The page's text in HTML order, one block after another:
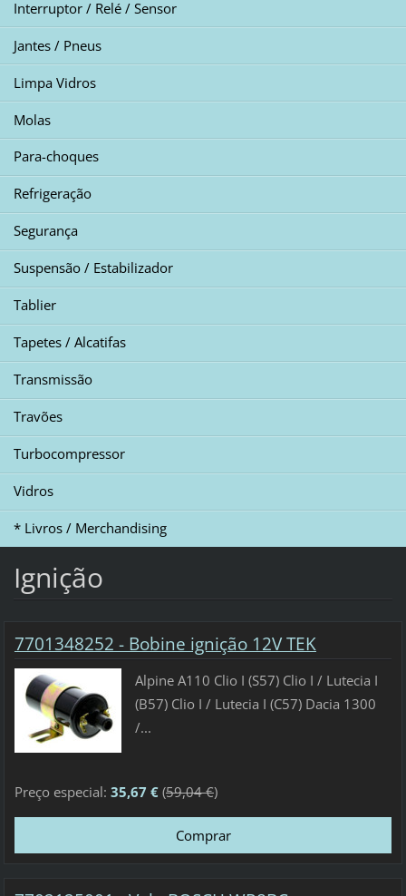
Interruptor / Relé / Sensor
Jantes / Pneus
Limpa Vidros
Molas
Para-choques
Refrigeração
Segurança
Suspensão / Estabilizador
Tablier
Tapetes / Alcatifas
Transmissão
Travões
Turbocompressor
Vidros
* Livros / Merchandising
Ignição
7701348252 - Bobine ignição 12V TEK
Alpine A110 Clio I (S57) Clio I / Lutecia I
(B57) Clio I / Lutecia I (C57) Dacia 1300
/...
Preço especial: 35,67 €(59,04 €)